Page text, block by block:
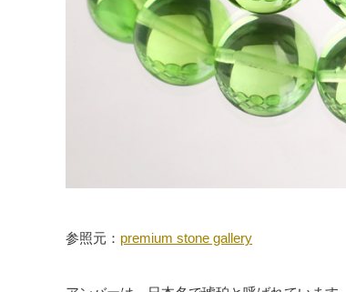
参照元： premium stone gallery